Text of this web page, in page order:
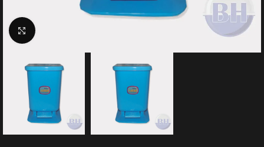
Clic para ampliar